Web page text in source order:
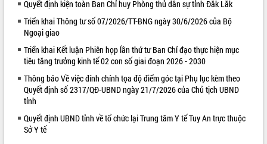
Khám bệnh, cấp phát thuốc miễn phí
và tặng quà người dân xã Cư Pui
Hội nghị UBND tỉnh Đắk Lắk thường kỳ
tháng 7/2026
Lễ truy tặng danh hiệu “Bà Mẹ Việt
Nam Anh hùng” và trao Huân chương
Lao động
UBND tỉnh Đắk Lắk triển khai nhiệm
vụ 6 tháng cuối năm 2026
Kỳ họp thứ Hai, Hội đồng nhân dân
ALBUM ẢNH
Quyết định kiện toàn Ban Chỉ huy Phòng thủ dân sự tỉnh Đắk Lắk
Triển khai Thông tư số 07/2026/TT-BNG ngày 30/6/2026 của Bộ
Ngoại giao
Triển khai Kết luận Phiên họp lần thứ tư Ban Chỉ đạo thực hiện mục
tiêu tăng trưởng kinh tế 02 con số giai đoạn 2026 - 2030
Thông báo Về việc đính chính tọa độ điểm góc tại Phụ lục kèm theo
Quyết định số 2317/QĐ-UBND ngày 21/7/2026 của Chủ tịch UBND
tỉnh
Quyết định UBND tỉnh về tổ chức lại Trung tâm Y tế Tuy An trực thuộc
Sở Y tế